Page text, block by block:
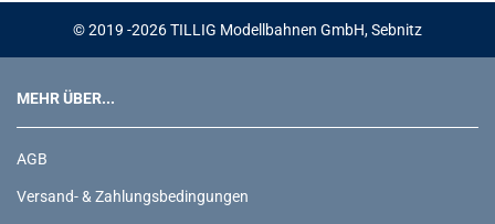
© 2019 -2026 TILLIG Modellbahnen GmbH, Sebnitz
MEHR ÜBER...
AGB
Versand- & Zahlungsbedingungen